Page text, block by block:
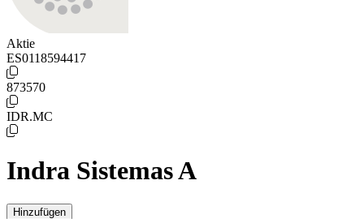
Aktie
ES0118594417
873570
IDR.MC
Indra Sistemas A
Hinzufügen